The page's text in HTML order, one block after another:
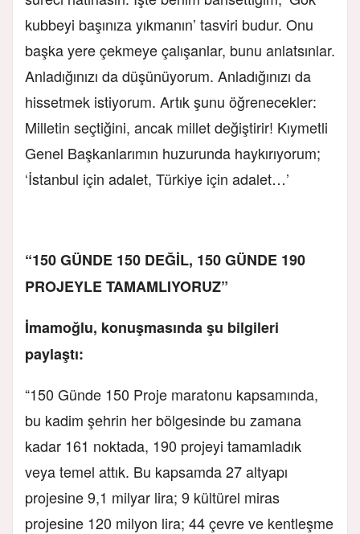
kubbeyi başınıza yıkmanın’ tasviri budur. Onu
başka yere çekmeye çalışanlar, bunu anlatsınlar.
Anladığınızı da düşünüyorum. Anladığınızı da
hissetmek istiyorum. Artık şunu öğrenecekler:
Milletin seçtiğini, ancak millet değiştirir! Kıymetli
Genel Başkanlarımın huzurunda haykırıyorum;
‘İstanbul için adalet, Türkiye için adalet…’
“150 GÜNDE 150 DEĞİL, 150 GÜNDE 190
PROJEYLE TAMAMLIYORUZ”
İmamoğlu, konuşmasında şu bilgileri
paylaştı:
“150 Günde 150 Proje maratonu kapsamında,
bu kadim şehrin her bölgesinde bu zamana
kadar 161 noktada, 190 projeyi tamamladık
veya temel attık. Bu kapsamda 27 altyapı
projesine 9,1 milyar lira; 9 kültürel miras
projesine 120 milyon lira; 44 çevre ve kentleşme